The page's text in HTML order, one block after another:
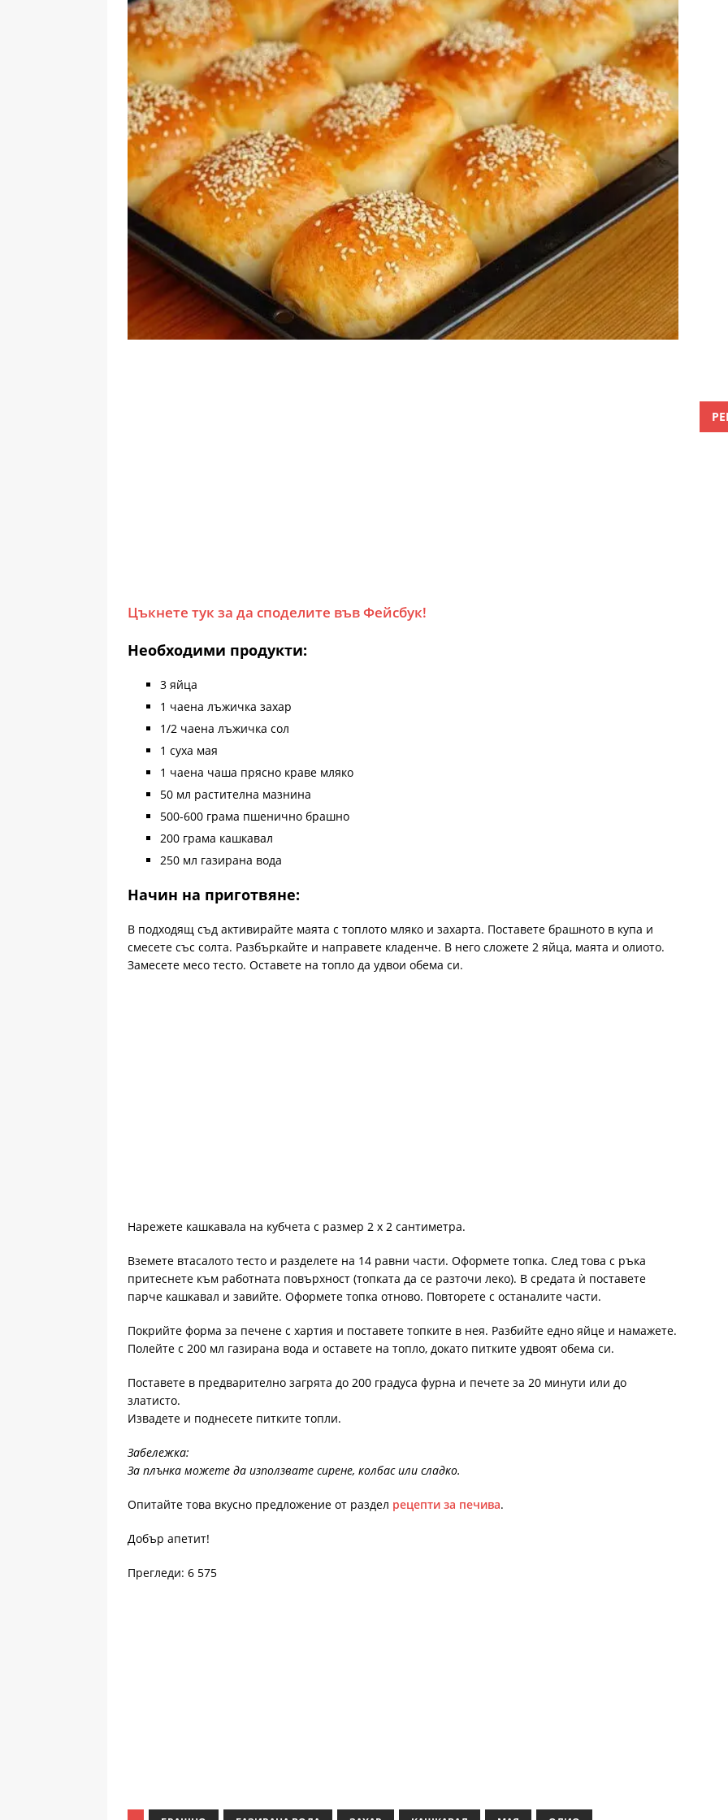
Цъкнете тук за да споделите във Фейсбук!
Необходими продукти:
3 яйца
1 чаена лъжичка захар
1/2 чаена лъжичка сол
1 суха мая
1 чаена чаша прясно краве мляко
50 мл растителна мазнина
500-600 грама пшенично брашно
200 грама кашкавал
250 мл газирана вода
Начин на приготвяне:
В подходящ съд активирайте маята с топлото мляко и захарта. Поставете брашното в купа и
смесете със солта. Разбъркайте и направете кладенче. В него сложете 2 яйца, маята и олиото.
Замесете месо тесто. Оставете на топло да удвои обема си.
Нарежете кашкавала на кубчета с размер 2 х 2 сантиметра.
Вземете втасалото тесто и разделете на 14 равни части. Оформете топка. След това с ръка
притеснете към работната повърхност (топката да се разточи леко). В средата ѝ поставете
парче кашкавал и завийте. Оформете топка отново. Повторете с останалите части.
Покрийте форма за печене с хартия и поставете топките в нея. Разбийте едно яйце и намажете.
Полейте с 200 мл газирана вода и оставете на топло, докато питките удвоят обема си.
Поставете в предварително загрята до 200 градуса фурна и печете за 20 минути или до
златисто.
Извадете и поднесете питките топли.
Забележка:
За плънка можете да използвате сирене, колбас или сладко.
Опитайте това вкусно предложение от раздел рецепти за печива.
Добър апетит!
Прегледи: 6 575